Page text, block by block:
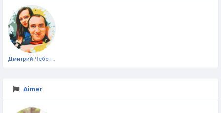
Aimer